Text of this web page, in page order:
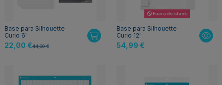
Base para Silhouette
Curio 6"
22,00 €44,00 €
Fuera de stock
Base para Silhouette
Curio 12"
54,99 €